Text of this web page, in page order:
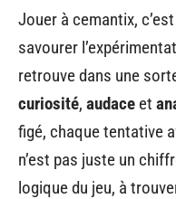
Jouer à cemantix,
savourer
retrouve dans une
curiosité, audace et
figé, chaque tentative
n’est pas juste un
logique du jeu, à